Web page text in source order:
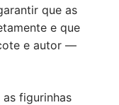
que as
e que
e autor —
figurinhas